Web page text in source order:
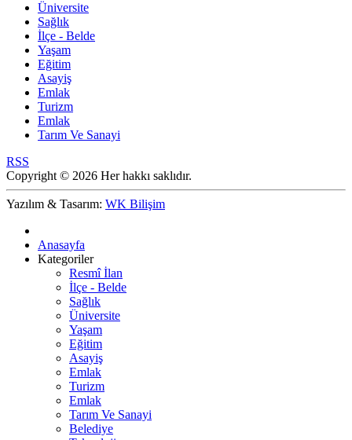
Üniversite
Sağlık
İlçe - Belde
Yaşam
Eğitim
Asayiş
Emlak
Turizm
Emlak
Tarım Ve Sanayi
RSS
Copyright © 2026 Her hakkı saklıdır.
Yazılım & Tasarım: WK Bilişim
Anasayfa
Kategoriler
Resmî İlan
İlçe - Belde
Sağlık
Üniversite
Yaşam
Eğitim
Asayiş
Emlak
Turizm
Emlak
Tarım Ve Sanayi
Belediye